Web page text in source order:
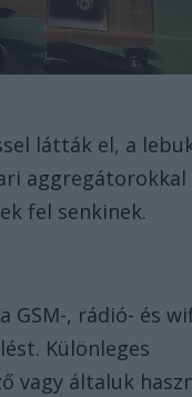
látták el, a
fel senkinek.
GSM-, rádió- és
Különleges
vagy általuk